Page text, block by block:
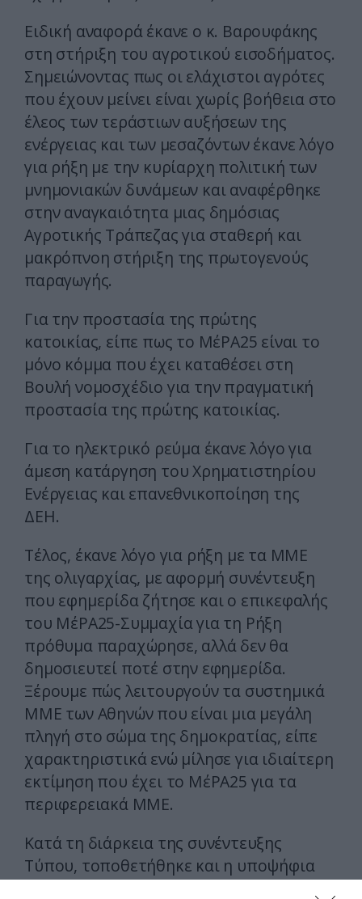
Ειδική αναφορά έκανε ο κ. Βαρουφάκης
στη στήριξη του αγροτικού εισοδήματος.
Σημειώνοντας πως οι ελάχιστοι αγρότες
που έχουν μείνει είναι χωρίς βοήθεια στο
έλεος των τεράστιων αυξήσεων της
ενέργειας και των μεσαζόντων έκανε λόγο
για ρήξη με την κυρίαρχη πολιτική των
μνημονιακών δυνάμεων και αναφέρθηκε
στην αναγκαιότητα μιας δημόσιας
Αγροτικής Τράπεζας για σταθερή και
μακρόπνοη στήριξη της πρωτογενούς
παραγωγής.
Για την προστασία της πρώτης
κατοικίας, είπε πως το ΜέΡΑ25 είναι το
μόνο κόμμα που έχει καταθέσει στη
Βουλή νομοσχέδιο για την πραγματική
προστασία της πρώτης κατοικίας.
Για το ηλεκτρικό ρεύμα έκανε λόγο για
άμεση κατάργηση του Χρηματιστηρίου
Ενέργειας και επανεθνικοποίηση της
ΔΕΗ.
Τέλος, έκανε λόγο για ρήξη με τα ΜΜΕ
της ολιγαρχίας, με αφορμή συνέντευξη
που εφημερίδα ζήτησε και ο επικεφαλής
του ΜέΡΑ25-Συμμαχία για τη Ρήξη
πρόθυμα παραχώρησε, αλλά δεν θα
δημοσιευτεί ποτέ στην εφημερίδα.
Ξέρουμε πώς λειτουργούν τα συστημικά
ΜΜΕ των Αθηνών που είναι μια μεγάλη
πληγή στο σώμα της δημοκρατίας, είπε
χαρακτηριστικά ενώ μίλησε για ιδιαίτερη
εκτίμηση που έχει το ΜέΡΑ25 για τα
περιφερειακά ΜΜΕ.
Κατά τη διάρκεια της συνέντευξης
Τύπου, τοποθετήθηκε και η υποψήφια